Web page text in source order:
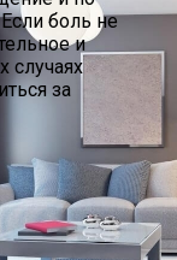
Что
Кофе И
К
Нейрохирургов
боль не
и
случаях
за